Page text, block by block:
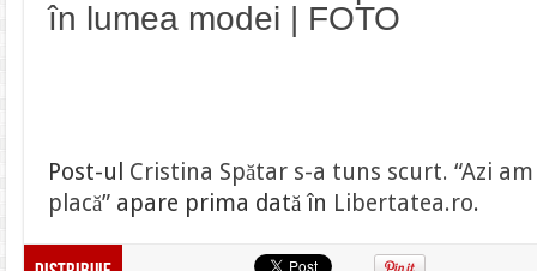
în lumea modei | FOTO
Post-ul Cristina Spătar s-a tuns scurt. “Azi
placă” apare prima dată în Libertatea.ro.